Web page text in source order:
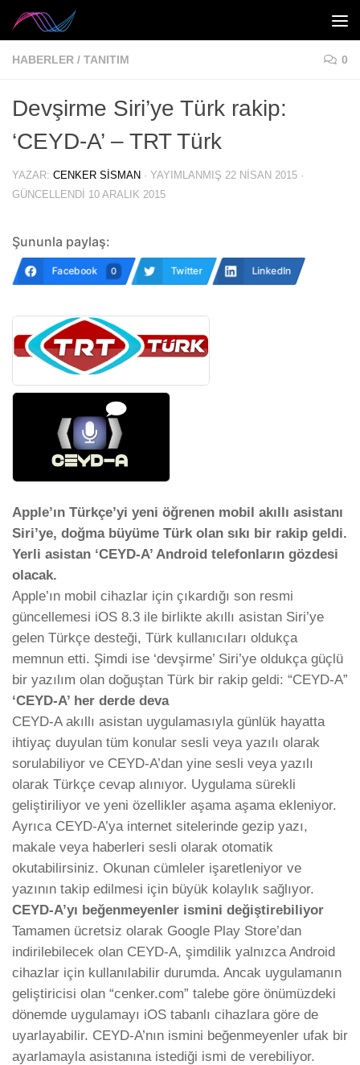
Skip to content
HABERLER / TANITIM 0
Devşirme Siri’ye Türk rakip:
‘CEYD-A’ – TRT Türk
YAZAR: CENKER SISMAN · YAYIMLANMIŞ 22 NISAN 2015 ·
GÜNCELLENDI 10 ARALIK 2015
Şununla paylaş:
Facebook 0 Twitter LinkedIn
Apple’ın Türkçe’yi yeni öğrenen mobil akıllı asistanı
Siri’ye, doğma büyüme Türk olan sıkı bir rakip geldi.
Yerli asistan ‘CEYD-A’ Android telefonların gözdesi
olacak.
Apple’ın mobil cihazlar için çıkardığı son resmi
güncellemesi iOS 8.3 ile birlikte akıllı asistan Siri’ye
gelen Türkçe desteği, Türk kullanıcıları oldukça
memnun etti. Şimdi ise ‘devşirme’ Siri’ye oldukça güçlü
bir yazılım olan doğuştan Türk bir rakip geldi: “CEYD-A”
‘CEYD-A’ her derde deva
CEYD-A akıllı asistan uygulamasıyla günlük hayatta
ihtiyaç duyulan tüm konular sesli veya yazılı olarak
sorulabiliyor ve CEYD-A’dan yine sesli veya yazılı
olarak Türkçe cevap alınıyor. Uygulama sürekli
geliştiriliyor ve yeni özellikler aşama aşama ekleniyor.
Ayrıca CEYD-A’ya internet sitelerinde gezip yazı,
makale veya haberleri sesli olarak otomatik
okutabilirsiniz. Okunan cümleler işaretleniyor ve
yazının takip edilmesi için büyük kolaylık sağlıyor.
CEYD-A’yı beğenmeyenler ismini değiştirebiliyor
Tamamen ücretsiz olarak Google Play Store’dan
indirilebilecek olan CEYD-A, şimdilik yalnızca Android
cihazlar için kullanılabilir durumda. Ancak uygulamanın
geliştiricisi olan “cenker.com” talebe göre önümüzdeki
dönemde uygulamayı iOS tabanlı cihazlara göre de
uyarlayabilir. CEYD-A’nın ismini beğenmeyenler ufak bir
ayarlamayla asistanına istediği ismi de verebiliyor.